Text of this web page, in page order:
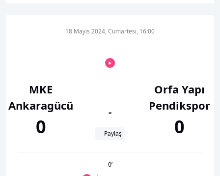
MKE
Ankaragücü
0
18 Mayıs 2024, Cumartesi, 16:00
-
Paylaş
Orfa Yapı
Pendikspor
0
0’